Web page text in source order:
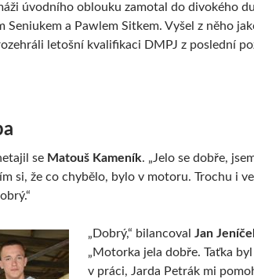
úvodního oblouku zamotal do divokého
Seniukem a Pawlem Sitkem. Vyšel z něho
letošní kvalifikaci DMPJ z poslední
se Matouš Kameník. „Jelo se dobře,
si, že co chybělo, bylo v motoru. Trochu i ve
„Dobrý,“ bilancoval Jan
„Motorka jela dobře. Taťka byl
v práci, Jarda Petrák mi